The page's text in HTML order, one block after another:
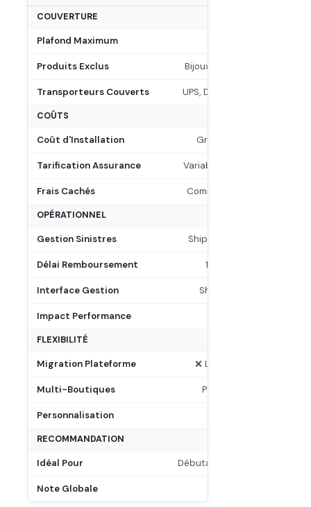
COUVERTURE
Plafond Maximum
Produits Exclus Bijoux, art, high-tech
Transporteurs Couverts UPS, DHL (via Shopify)
COÛTS
Coût d'Installation Gratuit (inclus)
Tarification Assurance Variable selon carrier
Frais Cachés Commission Shopify
OPÉRATIONNEL
Gestion Sinistres Shipsurance (tiers)
Délai Remboursement 15-30 jours
Interface Gestion Shopify Admin
Impact Performance
FLEXIBILITÉ
Migration Plateforme ❌ Liée à Shopify
Multi-Boutiques Par boutique
Personnalisation
RECOMMANDATION
Idéal Pour Débutants < $200/colis
Note Globale